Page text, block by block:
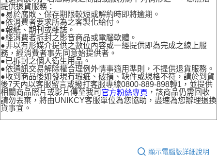
提供退貨服務：
●易於腐敗、保存期限較短或解約時即將逾期。
●依消費者要求所為之客製化給付。
●報紙、期刊或雜誌。
●經消費者拆封之影音商品或電腦軟體。
●非以有形媒介提供之數位內容或一經提供即為完成之線上服
務，經消費者事先同意始提供者。
●已拆封之個人衛生用品。
●依通訊交易解除權合理例外情事適用準則，不提供退貨服務。
●收到商品後如發現有瑕疵、破損、缺件或規格不符，請於到貨
後7天內以客服留言或撥打客服專線0800-889-898轉1，並提供
相關商品照片或影片傳至我司 官方粉絲專頁 ，該商品仍需回收
請勿丟棄，將由UNIKCY客服單位為您協助，盡速為您辦理退換
貨事宜。
顯示電腦版詳細說明